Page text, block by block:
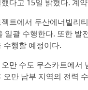
다고 15일 밝혔다. 계
트에서 두산에너빌리
일괄 수행한다. 또한
수행할 예정이다.
만 수도 무스카트에서
오만 남부 지역의 전력